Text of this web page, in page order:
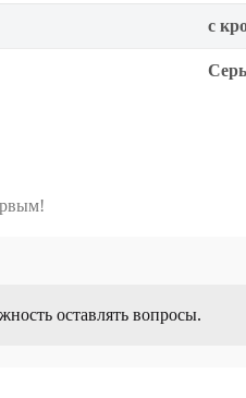
с
оставлять вопросы.